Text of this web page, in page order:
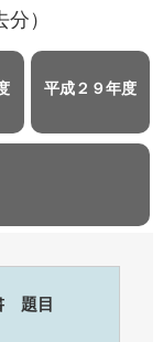
）
平成２９年度
題目